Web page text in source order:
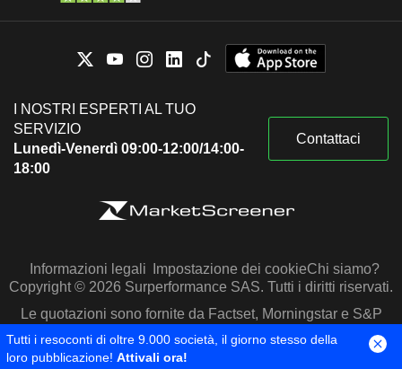
I NOSTRI ESPERTI AL TUO
SERVIZIO
Lunedì-Venerdì 09:00-12:00/14:00-
18:00
Contattaci
Informazioni legali Impostazione dei cookieChi siamo?
Copyright © 2026 Surperformance SAS. Tutti i diritti riservati.
Le quotazioni sono fornite da Factset, Morningstar e S&P
Capital IQ
Tutti i resoconti di oltre 9.000 società, il giorno stesso della
loro pubblicazione! Attivali ora!